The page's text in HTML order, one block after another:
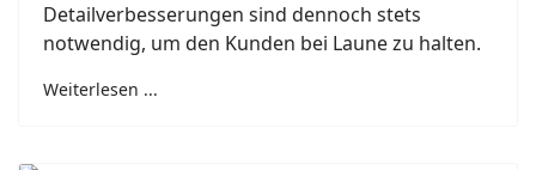
Detailverbesserungen sind dennoch stets
notwendig, um den Kunden bei Laune zu halten.
Weiterlesen ...